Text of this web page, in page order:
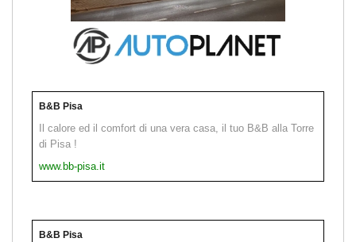
B&B Pisa
Il calore ed il comfort di una vera casa, il tuo B&B alla Torre
di Pisa !
www.bb-pisa.it
B&B Pisa